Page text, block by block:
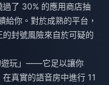
過了 30% 的應用商店抽
給你。對於成熟的平台，
封號風險來自於可疑的
遊玩」——它足以讓你
真實的語音房中進行 11